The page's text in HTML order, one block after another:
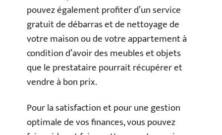
pouvez également profiter d’un service
gratuit de débarras et de nettoyage de
votre maison ou de votre appartement à
condition d’avoir des meubles et objets
que le prestataire pourrait récupérer et
vendre à bon prix.
Pour la satisfaction et pour une gestion
optimale de vos finances, vous pouvez